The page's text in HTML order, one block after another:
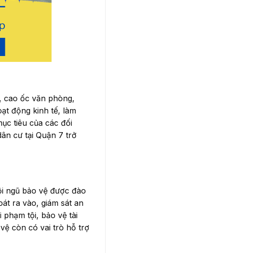
cao ốc văn phòng,
động kinh tế, làm
tiêu của các đối
cư tại Quận 7 trở
ngũ bảo vệ được đào
ra vào, giám sát an
tội, bảo vệ tài
còn có vai trò hỗ trợ